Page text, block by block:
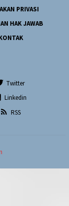
PRIVASI
HAK JAWAB
Twitter
Linkedin
RSS